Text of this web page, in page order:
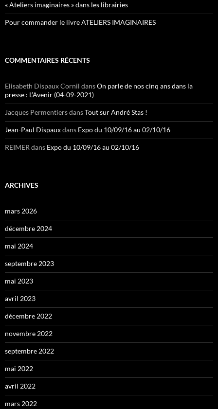
« Ateliers imaginaires » dans les librairies
Pour commander le livre ATELIERS IMAGINAIRES
COMMENTAIRES RÉCENTS
Elisabeth Dispaux Cornil dansOn parle de nos cinq ans dans la
presse : L’Avenir (04-09-2021)
Jacques PermentiersdansTout sur André Stas !
Jean-Paul Dispauxdans Expo du 10/09/16 au 02/10/16
REIMER dans Expo du 10/09/16 au 02/10/16
ARCHIVES
mars 2026
décembre 2024
mai 2024
septembre 2023
mai 2023
avril 2023
décembre 2022
novembre 2022
septembre 2022
mai 2022
avril 2022
mars 2022